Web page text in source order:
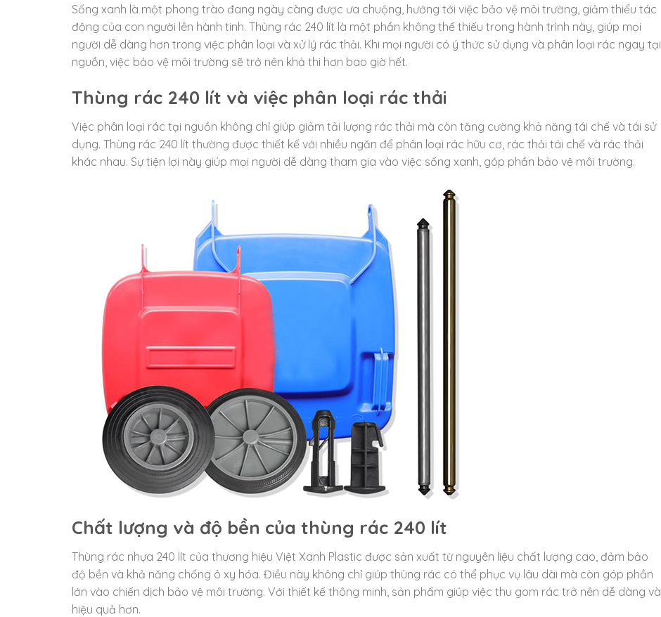
Sống xanh là một phong trào đang ngày càng được ưa chuộng, hướng tới việc bảo vệ môi trường, giảm thiểu tác
động của con người lên hành tinh. Thùng rác 240 lít là một phần không thể thiếu trong hành trình này, giúp mọi
người dễ dàng hơn trong việc phân loại và xử lý rác thải. Khi mọi người có ý thức sử dụng và phân loại rác ngay tại
nguồn, việc bảo vệ môi trường sẽ trở nên khả thi hơn bao giờ hết.
Thùng rác 240 lít và việc phân loại rác thải
Việc phân loại rác tại nguồn không chỉ giúp giảm tải lượng rác thải mà còn tăng cường khả năng tái chế và tái sử
dụng. Thùng rác 240 lít thường được thiết kế với nhiều ngăn để phân loại rác hữu cơ, rác thải tái chế và rác thải
khác nhau. Sự tiện lợi này giúp mọi người dễ dàng tham gia vào việc sống xanh, góp phần bảo vệ môi trường.
Chất lượng và độ bền của thùng rác 240 lít
Thùng rác nhựa 240 lít của thương hiệu Việt Xanh Plastic được sản xuất từ nguyên liệu chất lượng cao, đảm bảo
độ bền và khả năng chống ô xy hóa. Điều này không chỉ giúp thùng rác có thể phục vụ lâu dài mà còn góp phần
lớn vào chiến dịch bảo vệ môi trường. Với thiết kế thông minh, sản phẩm giúp việc thu gom rác trở nên dễ dàng và
hiệu quả hơn.